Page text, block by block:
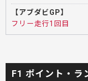
【アブダビGP】
フリー走行1回目
F1 ポイント・ラ